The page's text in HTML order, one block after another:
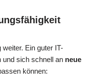
Ein guter IT-
und sich schnell an neue
können: